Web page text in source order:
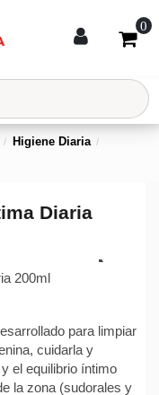
0
Higiene Diaria
Diaria
para limpiar
cuidarla y
el equilibrio íntimo
la zona (sudorales y